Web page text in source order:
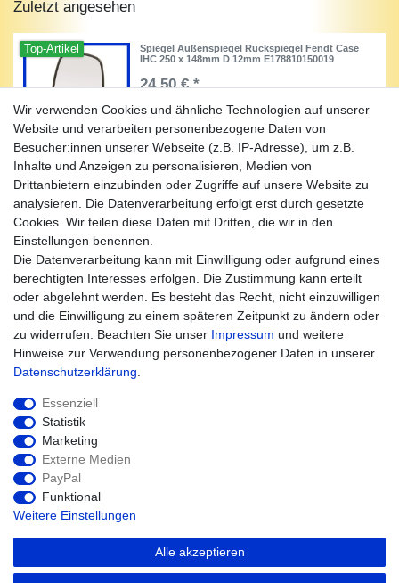
Zuletzt angesehen
Top-Artikel
Spiegel Außenspiegel Rückspiegel Fendt Case
IHC 250 x 148mm D 12mm E178810150019
24,50 € *
Artikel anzeigen
*inkl. ges. MwSt.zzgl.Versandkosten
Unternehmen
Kontakt
Datenschutz
AGB
Impressum
Einkaufen
Zahlungsarten
Versandarten & -kosten
Widerrufsrecht
Warenkorb
Zur Kasse
Hilfe
Wir verwenden Cookies und ähnliche Technologien auf unserer
Website und verarbeiten personenbezogene Daten von
Besucher:innen unserer Webseite (z.B. IP-Adresse), um z.B.
Inhalte und Anzeigen zu personalisieren, Medien von
Drittanbietern einzubinden oder Zugriffe auf unsere Website zu
analysieren. Die Datenverarbeitung erfolgt erst durch gesetzte
Cookies. Wir teilen diese Daten mit Dritten, die wir in den
Einstellungen benennen.
Die Datenverarbeitung kann mit Einwilligung oder aufgrund eines
berechtigten Interesses erfolgen. Die Zustimmung kann erteilt
oder abgelehnt werden. Es besteht das Recht, nicht einzuwilligen
und die Einwilligung zu einem späteren Zeitpunkt zu ändern oder
zu widerrufen. Beachten Sie unser Impressum und weitere
Hinweise zur Verwendung personenbezogener Daten in unserer
Daten­schutz­erklärung
Essenziell
Statistik
Marketing
Externe Medien
PayPal
Funktional
Weitere Einstellungen
Alle akzeptieren